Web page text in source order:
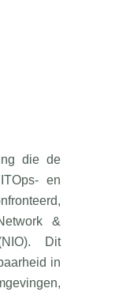
die de
en
&
Dit
in